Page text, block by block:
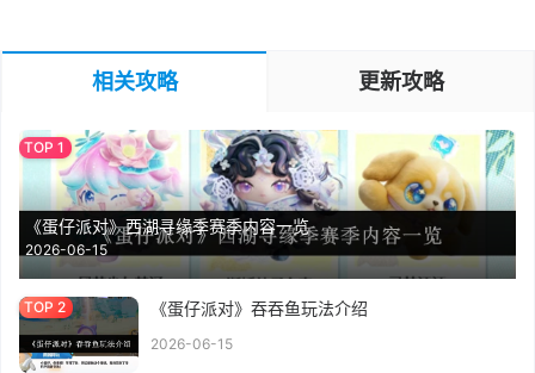
相关攻略 更新攻略
《蛋仔派对》西湖寻缘季赛季内容一览
2026-06-15
《蛋仔派对》吞吞鱼玩法介绍
2026-06-15